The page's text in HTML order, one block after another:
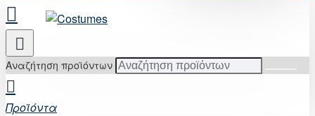
Αναζήτηση προϊόντων
Προϊόντα